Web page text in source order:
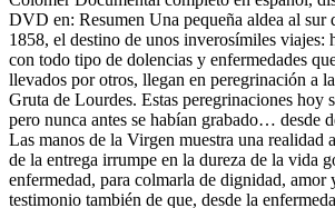
DVD en: Resumen Una pequeña aldea al sur
1858, el destino de unos inverosímiles viajes:
con todo tipo de dolencias y enfermedades
llevados por otros, llegan en peregrinación a
Gruta de Lourdes. Estas peregrinaciones hoy
pero nunca antes se habían grabado… desde
Las manos de la Virgen muestra una realidad
de la entrega irrumpe en la dureza de la vida
enfermedad, para colmarla de dignidad,
testimonio también de que, desde la